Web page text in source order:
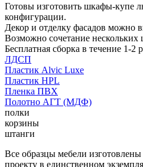
Готовы изготовить шкафы-купе
конфигурации.
Декор и отделку фасадов можно
Возможно сочетание нескольких
Бесплатная сборка в течение 1-2
ЛДСП
Пластик Alvic Luxe
Пластик HPL
Пленка ПВХ
Полотно АГТ (МДФ)
полки
корзины
штанги
Все образцы мебели
проекту в единственном